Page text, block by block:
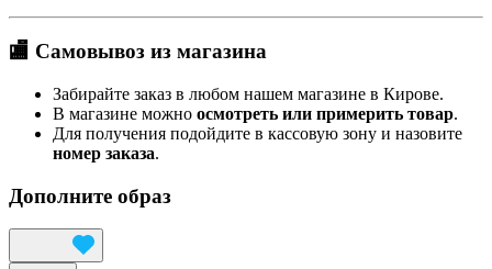
🏬 Самовывоз из магазина
Забирайте заказ в любом нашем магазине в Кирове.
В магазине можно осмотреть или примерить товар.
Для получения подойдите в кассовую зону и назовите
номер заказа.
Дополните образ